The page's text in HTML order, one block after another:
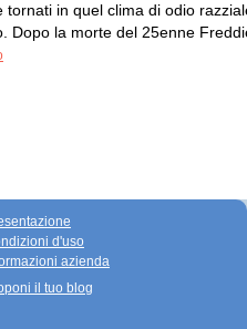
in quel clima di odio
Dopo la morte del 25enne
d'uso
azienda
il tuo blog